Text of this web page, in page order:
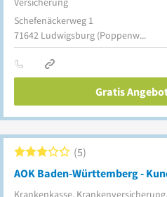
Schefenäckerweg 1
71642 Ludwigsburg (Poppenweiler)
Gratis
AOK Baden-Württemberg -
Krankenkasse,
5